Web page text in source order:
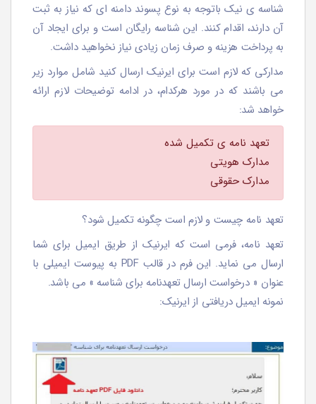
شناسه ی نیک باتوجه به نوع پسوند دامنه ای که نیاز به ثبت
آن دارند، اقدام کنند. این شناسه رایگان است و برای ایجاد آن
به پرداخت هزینه و صرف زمان زیادی نیاز نخواهید داشت.
مدارکی که لازم است برای ایرنیک ارسال کنید شامل موارد زیر
می باشند که در مورد هرکدام، در ادامه توضیحات لازم ارائه
خواهد شد:
تعهد نامه ی تکمیل شده
مدارک هویتی
مدارک حقوقی
تعهد نامه چیست و لازم است چگونه تکمیل شود؟
تعهد نامه، فرمی است که ایرنیک از طریق ایمیل برای شما
ارسال می نماید. این فرم در قالب PDF به پیوست ایمیلی با
عنوان « درخواست ارسال تعهدنامه برای شناسه » می باشد.
نمونه ایمیل دریافتی از ایرنیک: